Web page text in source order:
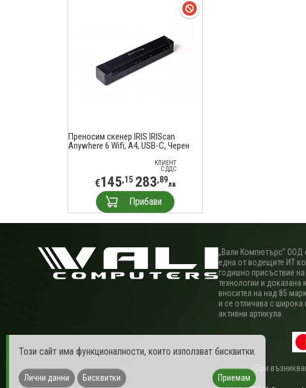
Преносим скенер IRIS IRIScan
Anywhere 6 Wifi, A4, USB-C, Черен
КЛИЕНТ
С ДДС
€145,15 283,89лв
Прибави
„Вали Компютърс” ООД
една от водещите ИТ
годишно присъствие
технологии и
вносител на над 85
и се отличава с
активни артикула.
При
Този сайт има функционалности, които използват бисквитки.
Лични данни Бисквитки Приемам